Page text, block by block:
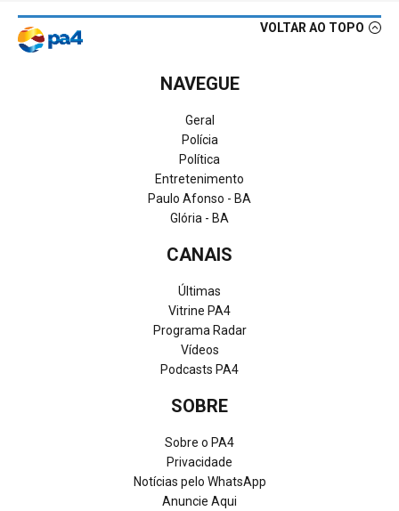
VOLTAR AO TOPO
NAVEGUE
Geral
Polícia
Política
Entretenimento
Paulo Afonso - BA
Glória - BA
CANAIS
Últimas
Vitrine PA4
Programa Radar
Vídeos
Podcasts PA4
SOBRE
Sobre o PA4
Privacidade
Notícias pelo WhatsApp
Anuncie Aqui